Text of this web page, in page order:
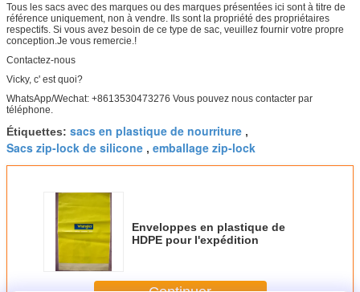
Tous les sacs avec des marques ou des marques présentées ici sont à titre de
référence uniquement, non à vendre. Ils sont la propriété des propriétaires
respectifs. Si vous avez besoin de ce type de sac, veuillez fournir votre propre
conception.Je vous remercie.!
Contactez-nous
Vicky, c' est quoi?
WhatsApp/Wechat: +8613530473276 Vous pouvez nous contacter par
téléphone.
Étiquettes: sacs en plastique de nourriture ,
Sacs zip-lock de silicone , emballage zip-lock
Enveloppes en plastique de
HDPE pour l'expédition